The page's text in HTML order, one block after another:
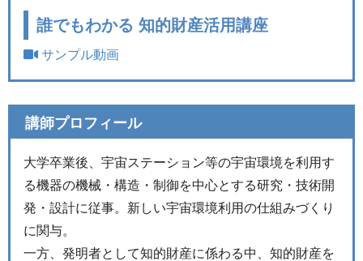
誰でもわかる 知的財産活用講座
サンプル動画
講師プロフィール
大学卒業後、宇宙ステーション等の宇宙環境を利用す
る機器の機械・構造・制御を中心とする研究・技術開
発・設計に従事。新しい宇宙環境利用の仕組みづくり
に関与。
一方、発明者として知的財産に係わる中、知的財産を